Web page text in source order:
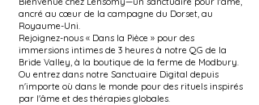
ancré au cœur de la campagne du Dorset, au
Royaume-Uni.
Rejoignez-nous « Dans la Pièce » pour des
immersions intimes de 3 heures à notre QG de la
Bride Valley, à la boutique de la ferme de Modbury.
Ou entrez dans notre Sanctuaire Digital depuis
n'importe où dans le monde pour des rituels inspirés
par l'âme et des thérapies globales.